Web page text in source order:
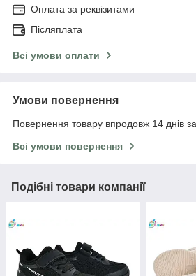
Оплата за реквізитами
Післяплата
Всі умови оплати
Умови повернення
Повернення товару впродовж 14 днів
Всі умови повернення
Подібні товари компанії